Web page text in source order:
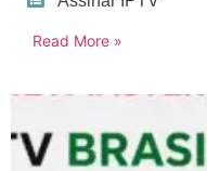
Read More »